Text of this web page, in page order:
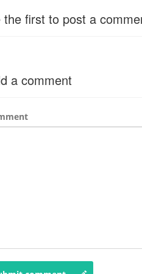
the first to post a
a comment